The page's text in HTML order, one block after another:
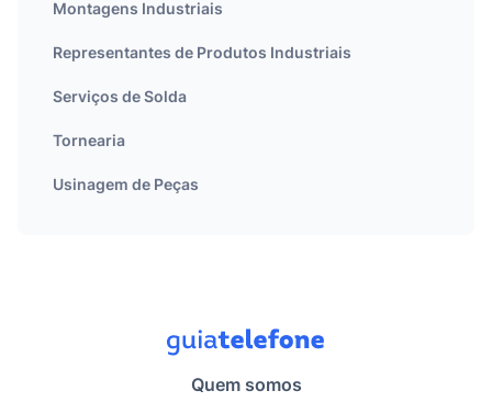
Montagens Industriais
Representantes de Produtos Industriais
Serviços de Solda
Tornearia
Usinagem de Peças
Quem somos